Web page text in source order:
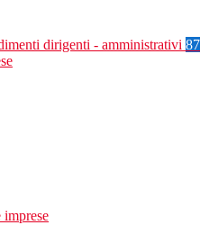
dirigenti - amministrativi 87